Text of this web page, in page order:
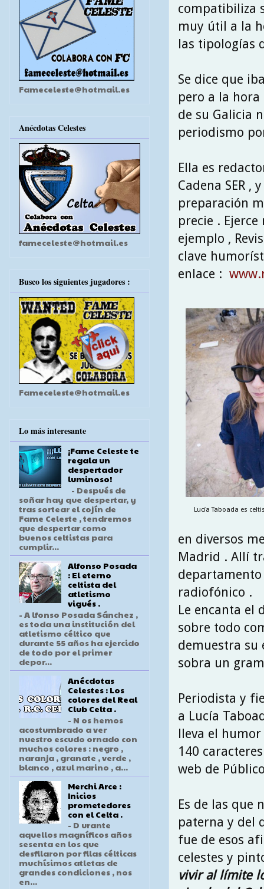
compatibiliza
muy útil a la
las tipologías
Se dice que
pero a la
de su Galicia
periodismo
Ella es
Cadena SER
preparación
precie .
ejemplo ,
clave
enlace :
Lucía Taboada es
en diversos
Madrid . Allí
radiofónico .
Le encanta el
sobre todo
demuestra su
sobra un
Periodista y
a Lucía
lleva el
140
web de
Es de las que
paterna y del
fue de esos
celestes y
vivir al límite
Fameceleste@hotmail.es
Anécdotas Celestes
fameceleste@hotmail.es
Busco los siguientes jugadores :
Fameceleste@hotmail.es
Lo más interesante
¡Fame Celeste te
regala un
despertador
luminoso!
- Después de
soñar hay que despertar, y
tras sortear el cojín de
Fame Celeste , tendremos
que despertar como
buenos celtistas para
cumplir...
Alfonso Posada
: El eterno
celtista del
atletismo
vigués .
- A lfonso Posada Sánchez ,
es toda una institución del
atletismo céltico que
durante 55 años ha ejercido
de todo por el primer
depor...
Anécdotas
Celestes : Los
colores del Real
Club Celta .
- N os hemos
acostumbrado a ver
nuestro escudo ornado con
muchos colores : negro ,
naranja , granate , verde ,
blanco , azul marino , a...
Merchi Arce :
Inicios
prometedores
con el Celta .
- D urante
aquellos magníficos años
sesenta en los que
desfilaron por filas célticas
muchísimos atletas de
grandes condiciones , nos
en...